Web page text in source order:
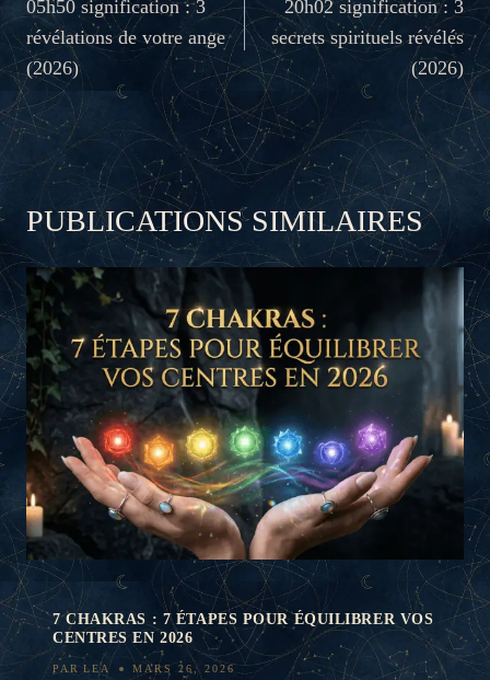
DE
L’ARTICLE
05h50 signification : 3
révélations de votre ange
(2026)
20h02 signification : 3
secrets spirituels révélés
(2026)
PUBLICATIONS SIMILAIRES
7 CHAKRAS : 7 ÉTAPES POUR ÉQUILIBRER VOS
CENTRES EN 2026
PAR LEA MARS 26, 2026